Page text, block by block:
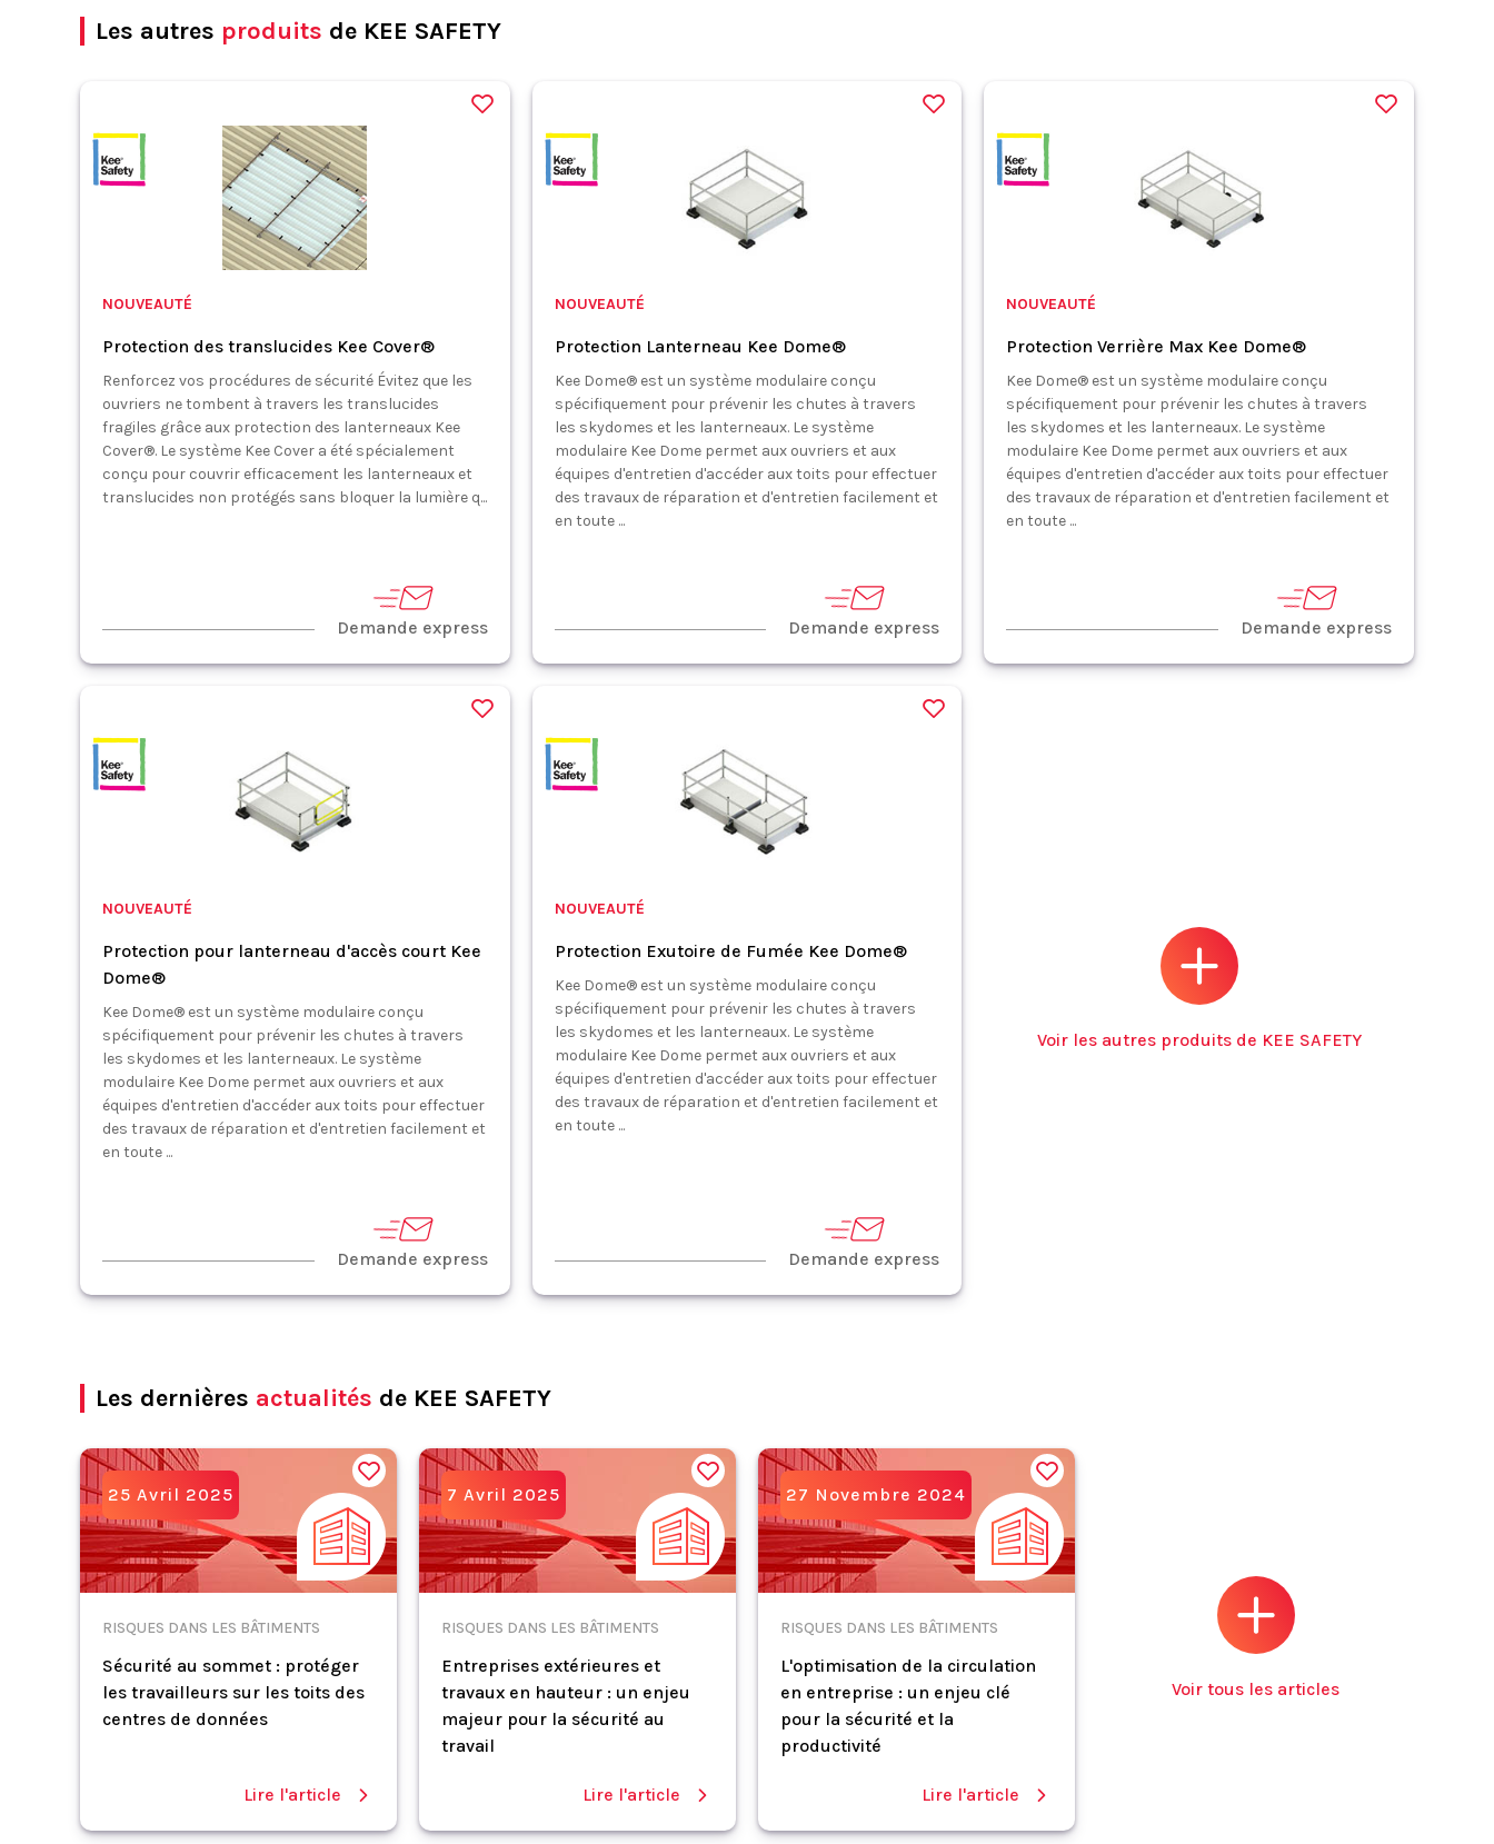
Les autres produits de KEE SAFETY
NOUVEAUTÉ
Protection des translucides Kee Cover®
Renforcez vos procédures de sécurité Évitez que les
ouvriers ne tombent à travers les translucides
fragiles grâce aux protection des lanterneaux Kee
Cover®. Le système Kee Cover a été spécialement
conçu pour couvrir efficacement les lanterneaux et
translucides non protégés sans bloquer la lumière q...
Demande express
NOUVEAUTÉ
Protection Lanterneau Kee Dome®
Kee Dome® est un système modulaire conçu
spécifiquement pour prévenir les chutes à travers
les skydomes et les lanterneaux. Le système
modulaire Kee Dome permet aux ouvriers et aux
équipes d'entretien d'accéder aux toits pour effectuer
des travaux de réparation et d'entretien facilement et
en toute ...
Demande express
NOUVEAUTÉ
Protection Verrière Max Kee Dome®
Kee Dome® est un système modulaire conçu
spécifiquement pour prévenir les chutes à travers
les skydomes et les lanterneaux. Le système
modulaire Kee Dome permet aux ouvriers et aux
équipes d'entretien d'accéder aux toits pour effectuer
des travaux de réparation et d'entretien facilement et
en toute ...
Demande express
NOUVEAUTÉ
Protection pour lanterneau d'accès court Kee
Dome®
Kee Dome® est un système modulaire conçu
spécifiquement pour prévenir les chutes à travers
les skydomes et les lanterneaux. Le système
modulaire Kee Dome permet aux ouvriers et aux
équipes d'entretien d'accéder aux toits pour effectuer
des travaux de réparation et d'entretien facilement et
en toute ...
Demande express
NOUVEAUTÉ
Protection Exutoire de Fumée Kee Dome®
Kee Dome® est un système modulaire conçu
spécifiquement pour prévenir les chutes à travers
les skydomes et les lanterneaux. Le système
modulaire Kee Dome permet aux ouvriers et aux
équipes d'entretien d'accéder aux toits pour effectuer
des travaux de réparation et d'entretien facilement et
en toute ...
Demande express
Voir les autres produits de KEE SAFETY
Les dernières actualités de KEE SAFETY
25 Avril 2025
RISQUES DANS LES BÂTIMENTS
Sécurité au sommet : protéger
les travailleurs sur les toits des
centres de données
Lire l'article
7 Avril 2025
RISQUES DANS LES BÂTIMENTS
Entreprises extérieures et
travaux en hauteur : un enjeu
majeur pour la sécurité au
travail
Lire l'article
27 Novembre 2024
RISQUES DANS LES BÂTIMENTS
L'optimisation de la circulation
en entreprise : un enjeu clé
pour la sécurité et la
productivité
Lire l'article
Voir tous les articles